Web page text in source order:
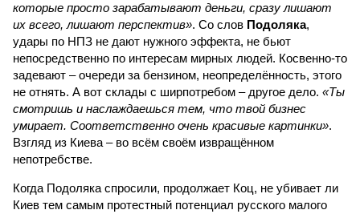
которые просто зарабатывают деньги, сразу лишают
их всего, лишают перспектив». Со слов Подоляка,
удары по НПЗ не дают нужного эффекта, не бьют
непосредственно по интересам мирных людей. Косвенно-то
задевают – очереди за бензином, неопределённость, этого
не отнять. А вот склады с ширпотребом – другое дело. «Ты
смотришь и наслаждаешься тем, что твой бизнес
умирает. Соответственно очень красивые картинки».
Взгляд из Киева – во всём своём извращённом
непотребстве.
Когда Подоляка спросили, продолжает Коц, не убивает ли
Киев тем самым протестный потенциал русского малого